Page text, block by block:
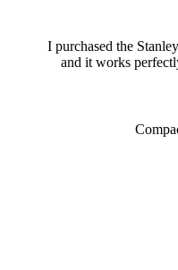
I purchased the
and it works